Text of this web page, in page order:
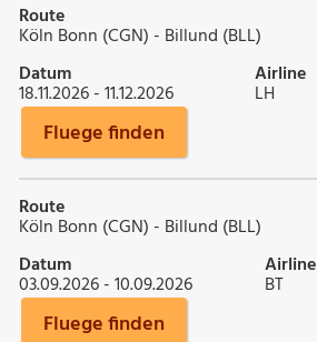
Route
Köln Bonn (CGN) - Billund (BLL)
Datum
18.11.2026 - 11.12.2026
Airline
LH
Fluege finden
Route
Köln Bonn (CGN) - Billund (BLL)
Datum
03.09.2026 - 10.09.2026
Airline
BT
Fluege finden